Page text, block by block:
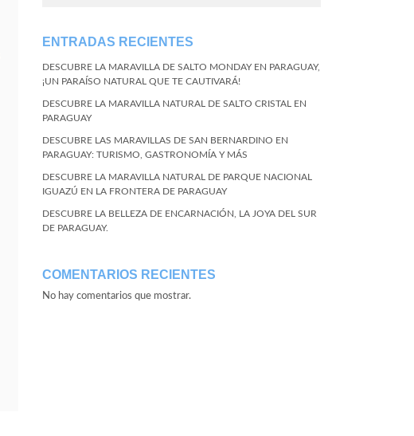
ENTRADAS RECIENTES
DESCUBRE LA MARAVILLA DE SALTO MONDAY EN PARAGUAY,
¡UN PARAÍSO NATURAL QUE TE CAUTIVARÁ!
DESCUBRE LA MARAVILLA NATURAL DE SALTO CRISTAL EN
PARAGUAY
DESCUBRE LAS MARAVILLAS DE SAN BERNARDINO EN
PARAGUAY: TURISMO, GASTRONOMÍA Y MÁS
DESCUBRE LA MARAVILLA NATURAL DE PARQUE NACIONAL
IGUAZÚ EN LA FRONTERA DE PARAGUAY
DESCUBRE LA BELLEZA DE ENCARNACIÓN, LA JOYA DEL SUR
DE PARAGUAY.
COMENTARIOS RECIENTES
No hay comentarios que mostrar.